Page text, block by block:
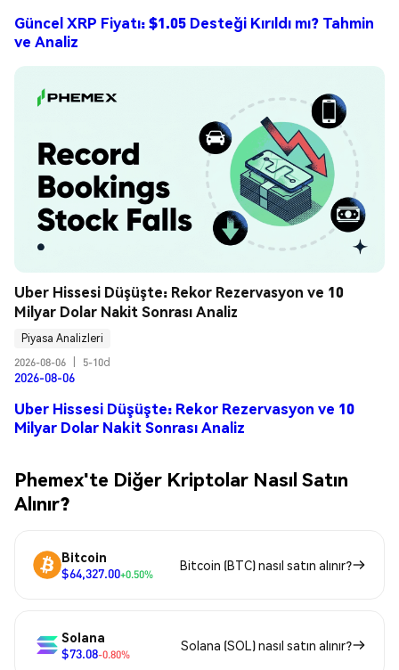
Güncel XRP Fiyatı: $1.05 Desteği Kırıldı mı? Tahmin
ve Analiz
Uber Hissesi Düşüşte: Rekor Rezervasyon ve 10
Milyar Dolar Nakit Sonrası Analiz
Piyasa Analizleri
2026-08-06
5-10d
2026-08-06
Uber Hissesi Düşüşte: Rekor Rezervasyon ve 10
Milyar Dolar Nakit Sonrası Analiz
Phemex'te Diğer Kriptolar Nasıl Satın
Alınır?
Bitcoin
$64,327.00+0.50%
Bitcoin (BTC) nasıl satın alınır?
Solana
$73.08-0.80%
Solana (SOL) nasıl satın alınır?